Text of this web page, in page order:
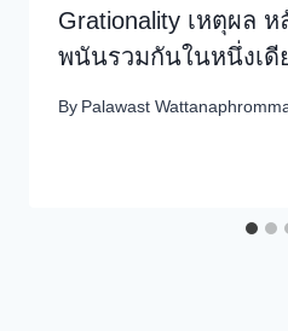
Grationality เหตุผล
พนันรวมกันในหนึ่งเดี
By Palawast